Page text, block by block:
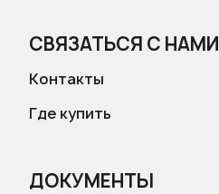
СВЯЗАТЬСЯ С НАМИ
Контакты
Где купить
ДОКУМЕНТЫ